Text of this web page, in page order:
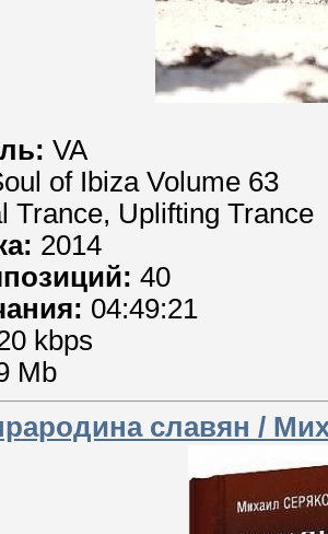
VA
of Ibiza Volume 63
Trance, Uplifting Trance
2014
40
04:49:21
kbps
Mb
славян /